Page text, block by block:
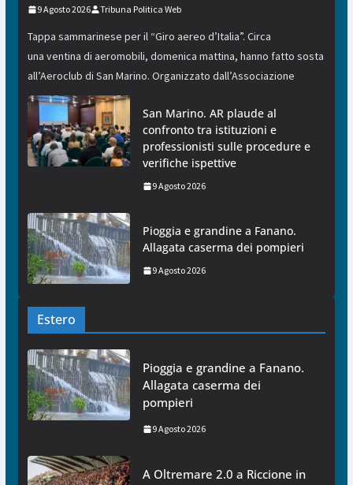
9 Agosto 2026 Tribuna Politica Web
Tappa sammarinese per il “Giro aereo d’Italia”. Circa
una ventina di aeromobili, domenica mattina, hanno fatto sosta
all’Aeroclub di San Marino. Organizzato dall’Associazione
San Marino. AR plaude al
confronto tra istituzioni e
professionisti sulle procedure e
verifiche ispettive
9 Agosto 2026
Pioggia e grandine a Fanano.
Allagata caserma dei pompieri
9 Agosto 2026
Estero
Pioggia e grandine a Fanano.
Allagata caserma dei
pompieri
9 Agosto 2026
A Oltremare 2.0 a Riccione in